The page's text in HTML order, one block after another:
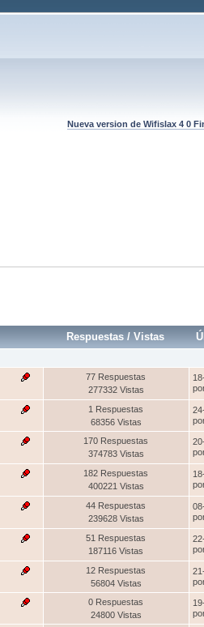
Nueva version de Wifislax 4 0
Respuestas /Vistas
77 Respuestas
277332 Vistas
1 Respuestas
68356 Vistas
170 Respuestas
374783 Vistas
182 Respuestas
400221 Vistas
44 Respuestas
239628 Vistas
51 Respuestas
187116 Vistas
12 Respuestas
56804 Vistas
0 Respuestas
24800 Vistas